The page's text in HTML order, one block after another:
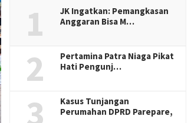
1
JK Ingatkan: Pemangkasan
Anggaran Bisa M…
2
Pertamina Patra Niaga Pikat
Hati Pengunj…
3
Kasus Tunjangan
Perumahan DPRD Parepare,